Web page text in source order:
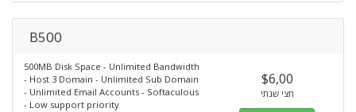
B500
500MB Disk Space - Unlimited Bandwidth
- Host 3 Domain - Unlimited Sub Domain
- Unlimited Email Accounts - Softaculous
- Low support priority
$6,00
חצי שנתי